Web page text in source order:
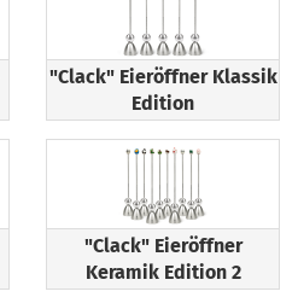
"Clack" Eieröffner Klassik
Edition
"Clack" Eieröffner
Keramik Edition 2